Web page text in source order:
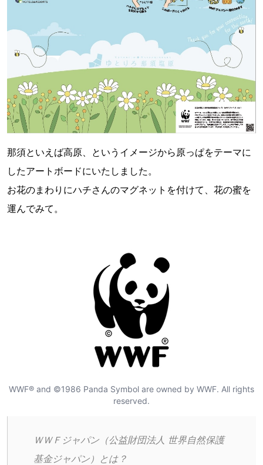
那須といえば高原、というイメージから原っぱをテーマに
したアートボードにいたしました。
お花のまわりにハチさんのマグネットを付けて、花の蜜を
運んでみて。
WWF® and ©1986 Panda Symbol are owned by WWF. All rights
reserved.
ＷＷＦジャパン（公益財団法人 世界自然保護
基金ジャパン）とは？